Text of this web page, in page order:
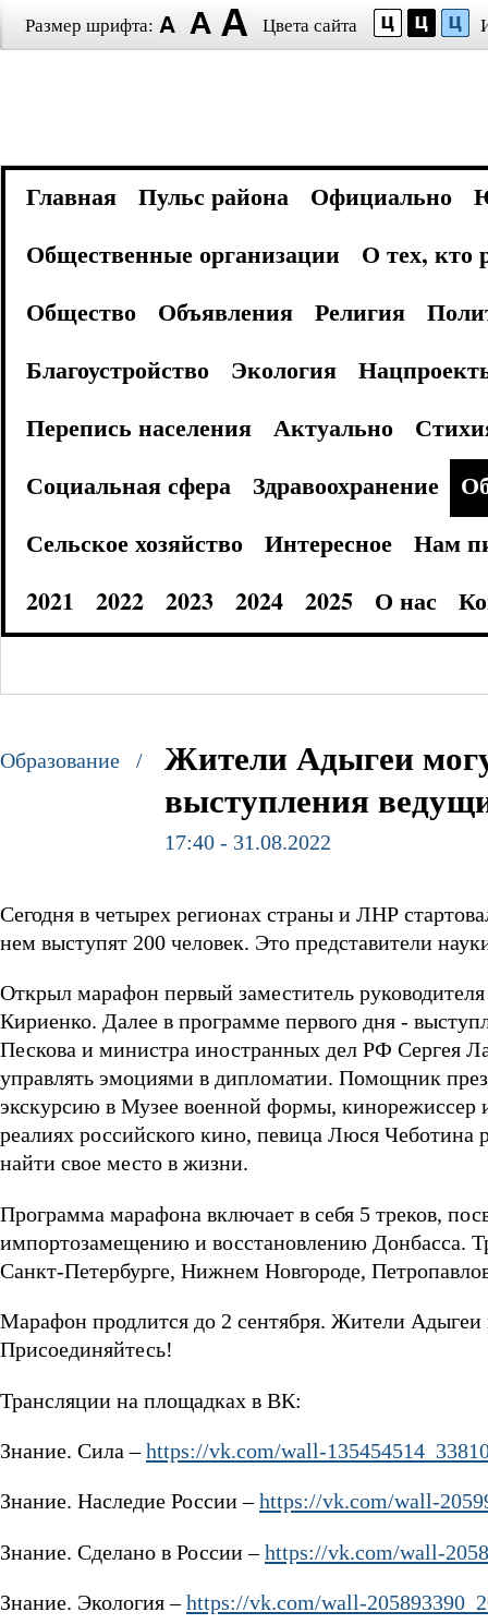
Размер шрифта: Цвета сайта
Главная Пульс района Официально
Общественные организации
О тех, кто
Общество
Объявления Религия
Благоустройство
Экология
Перепись населения
Актуально
Социальная сфера
Здравоохранение
Сельское хозяйство
Интересное
Нам
2021
2022 2023 2024 2025 О нас
Образование /
Жители Адыгеи
выступления
17:40 - 31.08.2022
Сегодня в четырех регионах страны и ЛНР
нем выступят 200 человек. Это представители
Открыл марафон первый заместитель
Кириенко. Далее в программе первого дня -
Пескова и министра иностранных дел РФ Сергея
управлять эмоциями в дипломатии. Помощник
экскурсию в Музее военной формы, кинорежиссер
реалиях российского кино, певица Люся Чеботина
найти свое место в жизни.
Программа марафона включает в себя 5 треков,
импортозамещению и восстановлению Донбасса.
Санкт-Петербурге, Нижнем Новгороде,
Марафон продлится до 2 сентября. Жители Адыгеи
Присоединяйтесь!
Трансляции на площадках в ВК:
Знание. Сила –https://vk.com/wall-
Знание. Наследие России –https://vk.com/wall-
Знание. Сделано в России –https://vk.com/wall-
Знание. Экология –https://vk.com/wall-